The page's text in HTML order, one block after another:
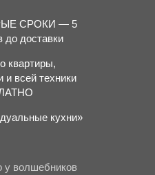
квартиры,
и всей техники
кухни»
волшебников
СРОКИ — 5
до доставки